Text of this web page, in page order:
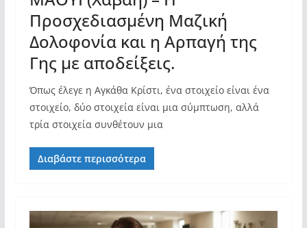
Προσχεδιασμένη Μαζική
Δολοφονία και η Αρπαγή της
Γης με αποδείξεις.
Όπως έλεγε η Αγκάθα Κρίστι, ένα στοιχείο είναι ένα
στοιχείο, δύο στοιχεία είναι μια σύμπτωση, αλλά
τρία στοιχεία συνθέτουν μια
Διαβάστε περισσότερα